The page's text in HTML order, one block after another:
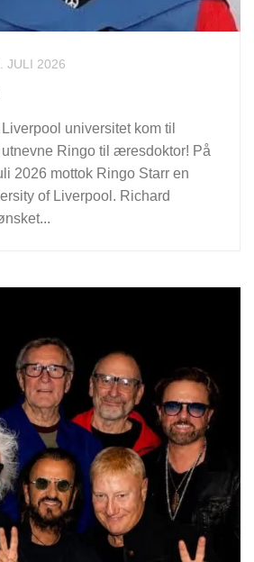
JULI 2026
universitet kom til
Ringo til æresdoktor! På
2026 mottok Ringo Starr en
of Liverpool. Richard